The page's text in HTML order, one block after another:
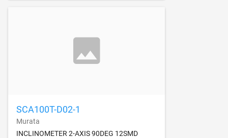
SCA100T-D02-1
Murata
INCLINOMETER 2-AXIS 90DEG 12SMD